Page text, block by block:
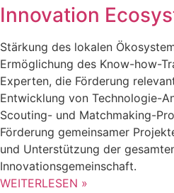
Innovation
Stärkung des lokalen
Ermöglichung des Know-how-
Experten, die Förderung
Entwicklung von Technologie-
Scouting- und Matchmaking-
Förderung gemeinsamer
und Unterstützung der
Innovationsgemeinschaft.
WEITERLESEN »